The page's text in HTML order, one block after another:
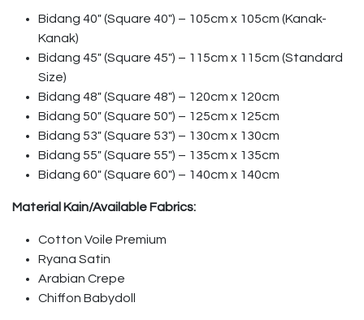
Bidang 40″ (Square 40″) – 105cm x 105cm (Kanak-
Kanak)
Bidang 45″ (Square 45″) – 115cm x 115cm (Standard
Size)
Bidang 48″ (Square 48″) – 120cm x 120cm
Bidang 50″ (Square 50″) – 125cm x 125cm
Bidang 53″ (Square 53″) – 130cm x 130cm
Bidang 55″ (Square 55″) – 135cm x 135cm
Bidang 60″ (Square 60″) – 140cm x 140cm
Material Kain/Available Fabrics:
Cotton Voile Premium
Ryana Satin
Arabian Crepe
Chiffon Babydoll